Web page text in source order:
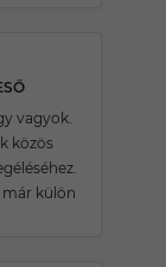
vagyok.
közös
külön